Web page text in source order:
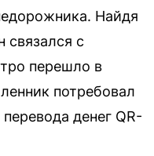
Найдя
связался с
перешло в
потребовал
денег QR-